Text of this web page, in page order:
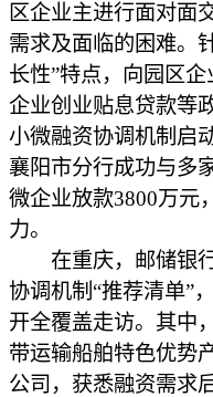
区企业主进行面对面
需求及面临的困难。
长性”特点，向园区
企业创业贴息贷款等
小微融资协调机制启
襄阳市分行成功与多
微企业放款3800万元
力。
在重庆，邮储银行
协调机制“推荐清单”
开全覆盖走访。其中
带运输船舶特色优势
公司，获悉融资需求